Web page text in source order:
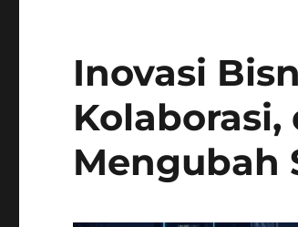
Inovasi
Mengubah